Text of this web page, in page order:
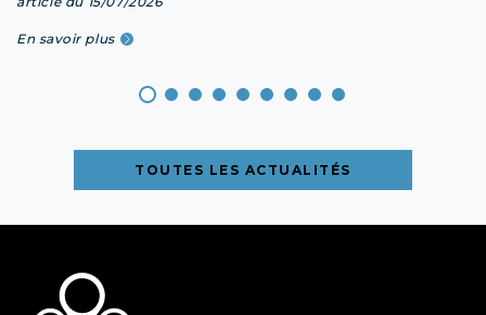
En savoir plus
TOUTES LES ACTUALITÉS